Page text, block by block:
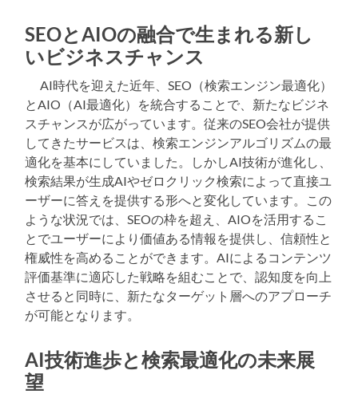
SEOとAIOの融合で生まれる新し
いビジネスチャンス
AI時代を迎えた近年、SEO（検索エンジン最適化）
とAIO（AI最適化）を統合することで、新たなビジネ
スチャンスが広がっています。従来のSEO会社が提供
してきたサービスは、検索エンジンアルゴリズムの最
適化を基本にしていました。しかしAI技術が進化し、
検索結果が生成AIやゼロクリック検索によって直接ユ
ーザーに答えを提供する形へと変化しています。この
ような状況では、SEOの枠を超え、AIOを活用するこ
とでユーザーにより価値ある情報を提供し、信頼性と
権威性を高めることができます。AIによるコンテンツ
評価基準に適応した戦略を組むことで、認知度を向上
させると同時に、新たなターゲット層へのアプローチ
が可能となります。
AI技術進歩と検索最適化の未来展
望